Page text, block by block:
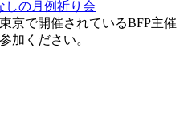
しの月例祈り会
京で開催されているBFP主催
加ください。